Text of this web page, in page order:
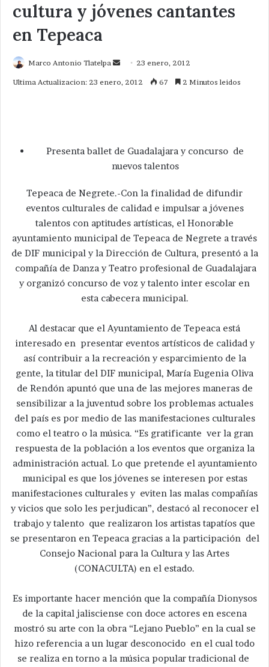
cultura y jóvenes cantantes
en Tepeaca
Marco Antonio Tlatelpa
Send 23 enero, 2012
Ultima Actualizacion: 23 enero, 2012 67 2 Minutos leidos
Presenta ballet de Guadalajara y concurso de
nuevos talentos
Tepeaca de Negrete.-Con la finalidad de difundir
eventos culturales de calidad e impulsar a jóvenes
talentos con aptitudes artísticas, el Honorable
ayuntamiento municipal de Tepeaca de Negrete a través
de DIF municipal y la Dirección de Cultura, presentó a la
compañía de Danza y Teatro profesional de Guadalajara
y organizó concurso de voz y talento inter escolar en
esta cabecera municipal.
Al destacar que el Ayuntamiento de Tepeaca está
interesado en presentar eventos artísticos de calidad y
así contribuir a la recreación y esparcimiento de la
gente, la titular del DIF municipal, María Eugenia Oliva
de Rendón apuntó que una de las mejores maneras de
sensibilizar a la juventud sobre los problemas actuales
del país es por medio de las manifestaciones culturales
como el teatro o la música. “Es gratificante ver la gran
respuesta de la población a los eventos que organiza la
administración actual. Lo que pretende el ayuntamiento
municipal es que los jóvenes se interesen por estas
manifestaciones culturales y eviten las malas compañías
y vicios que solo les perjudican”, destacó al reconocer el
trabajo y talento que realizaron los artistas tapatíos que
se presentaron en Tepeaca gracias a la participación del
Consejo Nacional para la Cultura y las Artes
(CONACULTA) en el estado.
Es importante hacer mención que la compañía Dionysos
de la capital jalisciense con doce actores en escena
mostró su arte con la obra “Lejano Pueblo” en la cual se
hizo referencia a un lugar desconocido en el cual todo
se realiza en torno a la música popular tradicional de